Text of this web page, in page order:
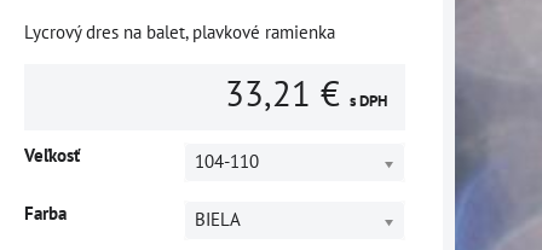
Lycrový dres na balet, plavkové ramienka
33,21 € s DPH
Veľkosť 104-110
Farba BIELA